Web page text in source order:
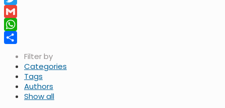
Twitter
Gmail
WhatsApp
Filter by
Categories
Tags
Authors
Show all